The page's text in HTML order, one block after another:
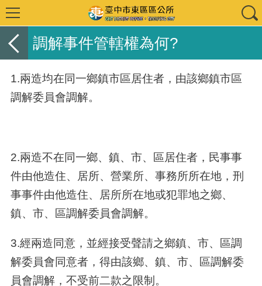
調解事件管轄權為何?
1.兩造均在同一鄉鎮市區居住者，由該鄉鎮市區
調解委員會調解。
2.兩造不在同一鄉、鎮、市、區居住者，民事事
件由他造住、居所、營業所、事務所所在地，刑
事事件由他造住、居所所在地或犯罪地之鄉、
鎮、市、區調解委員會調解。
3.經兩造同意，並經接受聲請之鄉鎮、市、區調
解委員會同意者，得由該鄉、鎮、市、區調解委
員會調解，不受前二款之限制。